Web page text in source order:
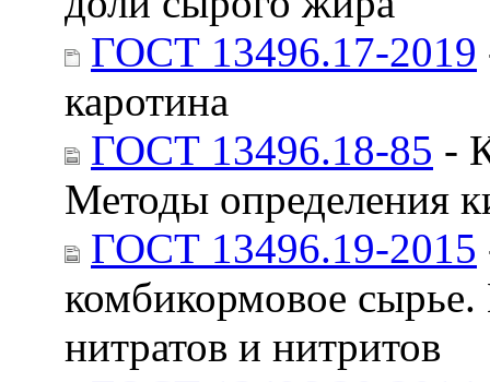
ГОСТ 13496.17-2019
каротина
ГОСТ 13496.18-85 -
Методы определения
ГОСТ 13496.19-2015
комбикормовое
нитратов и нитритов